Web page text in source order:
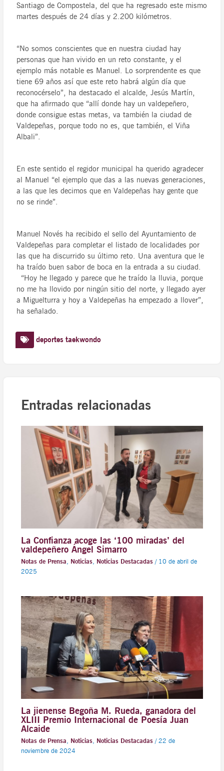
Santiago de Compostela, del que ha regresado este mismo
martes después de 24 días y 2.200 kilómetros.
“No somos conscientes que en nuestra ciudad hay
personas que han vivido en un reto constante, y el
ejemplo más notable es Manuel. Lo sorprendente es que
tiene 69 años así que este reto habrá algún día que
reconocérselo”, ha destacado el alcalde, Jesús Martín,
que ha afirmado que “allí donde hay un valdepeñero,
donde consigue estas metas, va también la ciudad de
Valdepeñas, porque todo no es, que también, el Viña
Albali”.
En este sentido el regidor municipal ha querido agradecer
al Manuel “el ejemplo que das a las nuevas generaciones,
a las que les decimos que en Valdepeñas hay gente que
no se rinde”.
Manuel Novés ha recibido el sello del Ayuntamiento de
Valdepeñas para completar el listado de localidades por
las que ha discurrido su último reto. Una aventura que le
ha traído buen sabor de boca en la entrada a su ciudad.
“Hoy he llegado y parece que he traído la lluvia, porque
no me ha llovido por ningún sitio del norte, y llegado ayer
a Miguelturra y hoy a Valdepeñas ha empezado a llover”,
ha señalado.
deportes taekwondo
Entradas relacionadas
La Confianza acoge las ‘100 miradas’ del
valdepeñero Ángel Simarro
Notas de Prensa, Noticias, Noticias Destacadas/ 10 de abril de
2025
La jienense Begoña M. Rueda, ganadora del
XLIII Premio Internacional de Poesía Juan
Alcaide
Notas de Prensa, Noticias, Noticias Destacadas/ 22 de
noviembre de 2024